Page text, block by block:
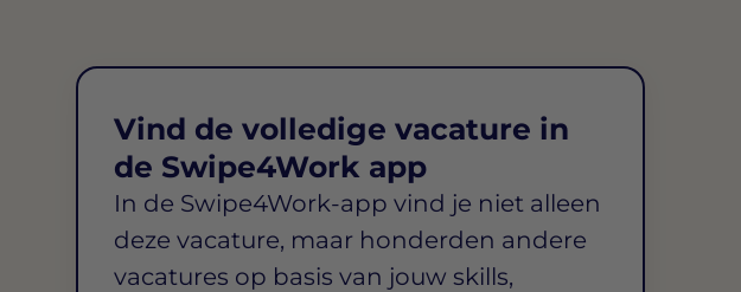
Vind de volledige vacature in
de Swipe4Work app
In de Swipe4Work-app vind je niet alleen
deze vacature, maar honderden andere
vacatures op basis van jouw skills,